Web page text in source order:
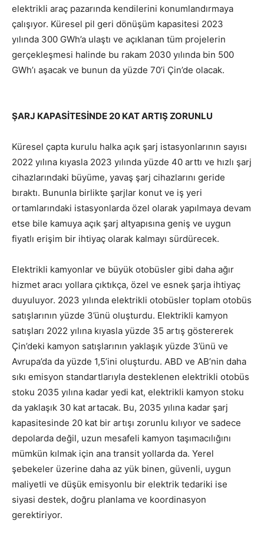
elektrikli araç pazarında kendilerini konumlandırmaya
çalışıyor. Küresel pil geri dönüşüm kapasitesi 2023
yılında 300 GWh’a ulaştı ve açıklanan tüm projelerin
gerçekleşmesi halinde bu rakam 2030 yılında bin 500
GWh’ı aşacak ve bunun da yüzde 70’i Çin’de olacak.
ŞARJ KAPASİTESİNDE 20 KAT ARTIŞ ZORUNLU
Küresel çapta kurulu halka açık şarj istasyonlarının sayısı
2022 yılına kıyasla 2023 yılında yüzde 40 arttı ve hızlı şarj
cihazlarındaki büyüme, yavaş şarj cihazlarını geride
bıraktı. Bununla birlikte şarjlar konut ve iş yeri
ortamlarındaki istasyonlarda özel olarak yapılmaya devam
etse bile kamuya açık şarj altyapısına geniş ve uygun
fiyatlı erişim bir ihtiyaç olarak kalmayı sürdürecek.
Elektrikli kamyonlar ve büyük otobüsler gibi daha ağır
hizmet aracı yollara çıktıkça, özel ve esnek şarja ihtiyaç
duyuluyor. 2023 yılında elektrikli otobüsler toplam otobüs
satışlarının yüzde 3’ünü oluşturdu. Elektrikli kamyon
satışları 2022 yılına kıyasla yüzde 35 artış göstererek
Çin’deki kamyon satışlarının yaklaşık yüzde 3’ünü ve
Avrupa’da da yüzde 1,5’ini oluşturdu. ABD ve AB’nin daha
sıkı emisyon standartlarıyla desteklenen elektrikli otobüs
stoku 2035 yılına kadar yedi kat, elektrikli kamyon stoku
da yaklaşık 30 kat artacak. Bu, 2035 yılına kadar şarj
kapasitesinde 20 kat bir artışı zorunlu kılıyor ve sadece
depolarda değil, uzun mesafeli kamyon taşımacılığını
mümkün kılmak için ana transit yollarda da. Yerel
şebekeler üzerine daha az yük binen, güvenli, uygun
maliyetli ve düşük emisyonlu bir elektrik tedariki ise
siyasi destek, doğru planlama ve koordinasyon
gerektiriyor.